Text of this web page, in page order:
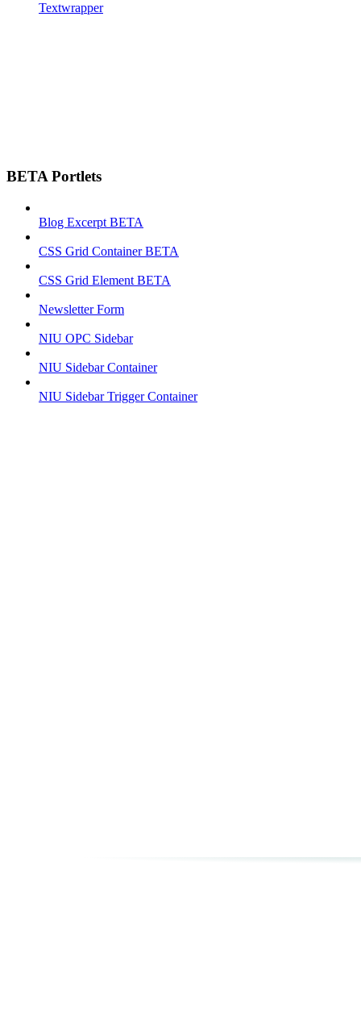
Textwrapper
BETA Portlets
Blog Excerpt BETA
CSS Grid Container BETA
CSS Grid Element BETA
Newsletter Form
NIU OPC Sidebar
NIU Sidebar Container
NIU Sidebar Trigger Container